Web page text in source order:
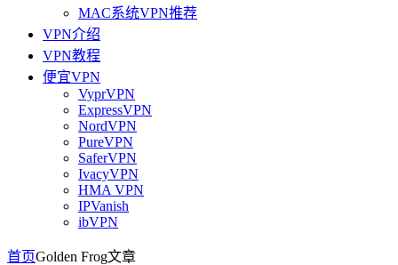
MAC系统VPN推荐
VPN介绍
VPN教程
便宜VPN
VyprVPN
ExpressVPN
NordVPN
PureVPN
SaferVPN
IvacyVPN
HMA VPN
IPVanish
ibVPN
首页Golden Frog文章